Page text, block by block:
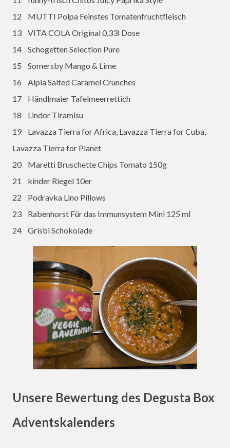
12 MUTTI Polpa Feinstes Tomatenfruchtfleisch
13 VITA COLA Original 0,33l Dose
14 Schogetten Selection Pure
15 Somersby Mango & Lime
16 Alpia Salted Caramel Crunches
17 Händlmaier Tafelmeerrettich
18 Lindor Tiramisu
19 Lavazza Tierra for Africa, Lavazza Tierra for Cuba,
Lavazza Tierra for Planet
20 Maretti Bruschette Chips Tomato 150g
21 kinder Riegel 10er
22 Podravka Lino Pillows
23 Rabenhorst Für das Immunsystem Mini 125 ml
24 Grisbi Schokolade
Unsere Bewertung des Degusta Box
Adventskalenders